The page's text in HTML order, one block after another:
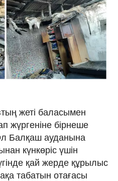
жеті баласымен
жүргеніне бірнеше
Балқаш ауданына
күнкөріс үшін
қай жерде құрылыс
табатын отағасы